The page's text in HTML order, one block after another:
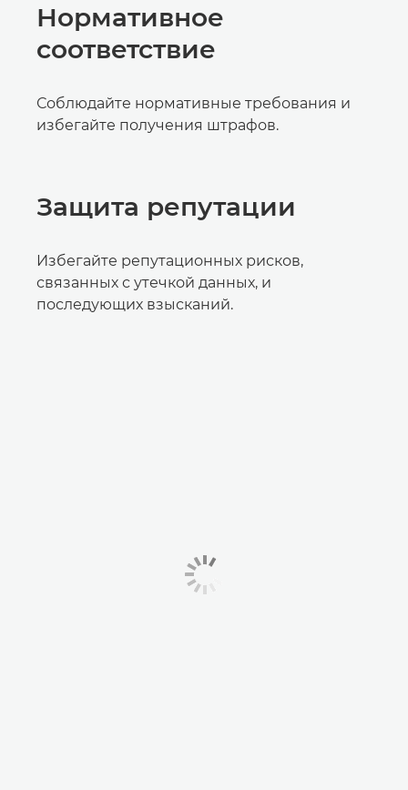
Нормативное
соответствие
Соблюдайте нормативные требования и
избегайте получения штрафов.
Защита репутации
Избегайте репутационных рисков,
связанных с утечкой данных, и
последующих взысканий.